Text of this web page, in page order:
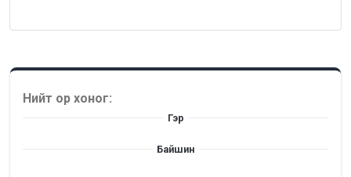
Нийт ор хоног:
Гэр
Байшин